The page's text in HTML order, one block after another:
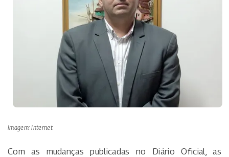
Imagem: Internet
Com as mudanças publicadas no Diário Oficial, as